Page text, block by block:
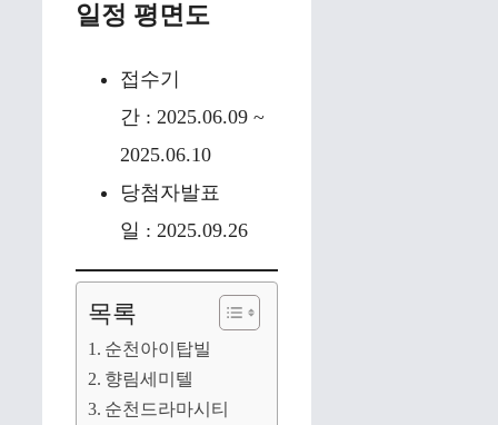
일정 평면도
접수기
간 : 2025.06.09 ~
2025.06.10
당첨자발표
일 : 2025.09.26
목록
순천아이탑빌
향림세미텔
순천드라마시티